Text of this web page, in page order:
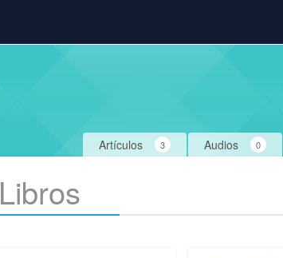
Audios 0
Artículos 3
Libros